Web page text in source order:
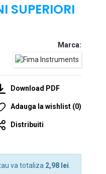
SUPERIORI
Marca:
Download PDF
Adauga la wishlist (0)
Distribuiti
va totaliza 2,98 lei